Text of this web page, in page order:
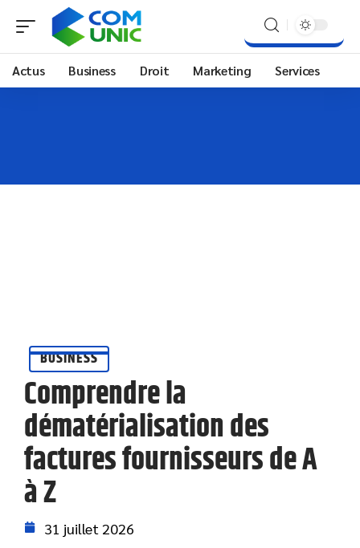
Actus Business Droit Marketing Services
BUSINESS
Comprendre la
dématérialisation des
factures fournisseurs de A
à Z
31 juillet 2026